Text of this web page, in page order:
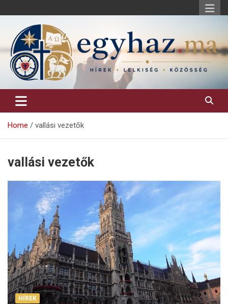
to
egyhaz.ma
Keresztény hírek, elemzések, építő jellegű kritikai írások.
Home vallási vezetők
vallási vezetők
HÍREK